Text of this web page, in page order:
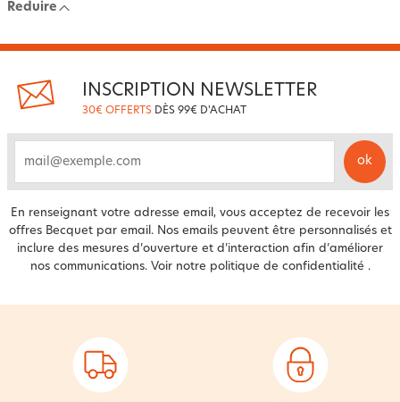
Reduire
INSCRIPTION NEWSLETTER
30€ OFFERTS DÈS 99€ D'ACHAT
ok
En renseignant votre adresse email, vous acceptez de recevoir les
offres Becquet par email. Nos emails peuvent être personnalisés et
inclure des mesures d’ouverture et d’interaction afin d’améliorer
nos communications. Voir notre politique de confidentialité .